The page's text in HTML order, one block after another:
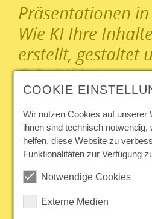
Präsentationen
Wie KI Ihre
erstellt, gestaltet
Zeit, in
visuell
werden
Meeting,
COOKIE
Wir nutzen Cookies auf unserer
ihnen sind technisch notwendig,
helfen, diese Website zu
Funktionalitäten zur Verfügung
Notwendige Cookies
Externe Medien